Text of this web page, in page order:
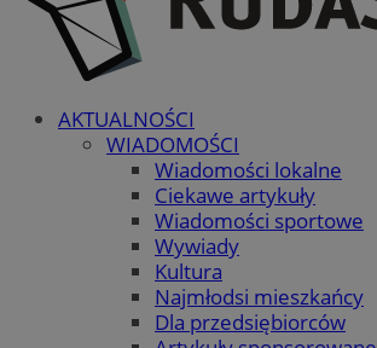
AKTUALNOŚCI
WIADOMOŚCI
Wiadomości lokalne
Ciekawe artykuły
Wiadomości sportowe
Wywiady
Kultura
Najmłodsi mieszkańcy
Dla przedsiębiorców